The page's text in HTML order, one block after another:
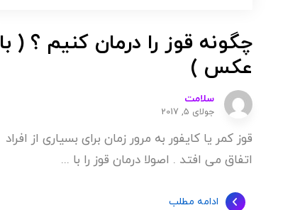
چگونه قوز را درمان کنیم ؟ ( با
عکس )
سلامت
جولای 5, 2017
قوز کمر یا کایفور به مرور زمان برای بسیاری از افراد
اتفاق می افتد . اصولا درمان قوز را با ...
ادامه مطلب